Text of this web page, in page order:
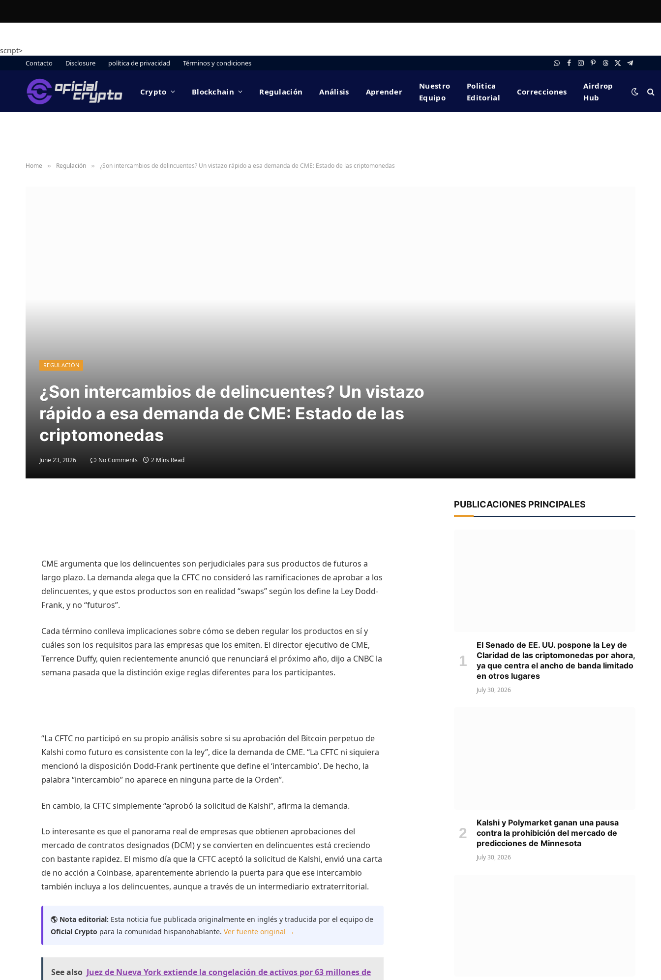
script>
Contacto Disclosure política de privacidad Términos y condiciones WhatsApp
FacebookInstagram
Pinterest
Threads
X
Telegram
Crypto Blockchain Regulación Análisis Aprender
Nuestro
Equipo
Politica
Editorial
Correcciones
Airdrop
Hub
Home » Regulación » ¿Son intercambios de delincuentes? Un vistazo rápido a esa demanda de CME: Estado de las criptomonedas
REGULACIÓN
¿Son intercambios de delincuentes? Un vistazo
rápido a esa demanda de CME: Estado de las
criptomonedas
June 23, 2026 No Comments 2 Mins Read
CME argumenta que los delincuentes son perjudiciales para sus productos de futuros a
largo plazo. La demanda alega que la CFTC no consideró las ramificaciones de aprobar a los
delincuentes, y que estos productos son en realidad “swaps” según los define la Ley Dodd-
Frank, y no “futuros”.
Cada término conlleva implicaciones sobre cómo se deben regular los productos en sí y
cuáles son los requisitos para las empresas que los emiten. El director ejecutivo de CME,
Terrence Duffy, quien recientemente anunció que renunciará el próximo año, dijo a CNBC la
semana pasada que la distinción exige reglas diferentes para los participantes.
“La CFTC no participó en su propio análisis sobre si su aprobación del Bitcoin perpetuo de
Kalshi como futuro es consistente con la ley”, dice la demanda de CME. “La CFTC ni siquiera
mencionó la disposición Dodd-Frank pertinente que define el ‘intercambio’. De hecho, la
palabra “intercambio” no aparece en ninguna parte de la Orden”.
En cambio, la CFTC simplemente “aprobó la solicitud de Kalshi”, afirma la demanda.
Lo interesante es que el panorama real de empresas que obtienen aprobaciones del
mercado de contratos designados (DCM) y se convierten en delincuentes está creciendo
con bastante rapidez. El mismo día que la CFTC aceptó la solicitud de Kalshi, envió una carta
de no acción a Coinbase, aparentemente abriendo la puerta para que ese intercambio
también incluya a los delincuentes, aunque a través de un intermediario extraterritorial.
🌎 Nota editorial: Esta noticia fue publicada originalmente en inglés y traducida por el equipo de
Oficial Crypto para la comunidad hispanohablante.Ver fuente original →
See also Juez de Nueva York extiende la congelación de activos por 63 millones de
PUBLICACIONES PRINCIPALES
El Senado de EE. UU. pospone la Ley de
Claridad de las criptomonedas por ahora,
ya que centra el ancho de banda limitado
en otros lugares
July 30, 2026
Kalshi y Polymarket ganan una pausa
contra la prohibición del mercado de
predicciones de Minnesota
July 30, 2026